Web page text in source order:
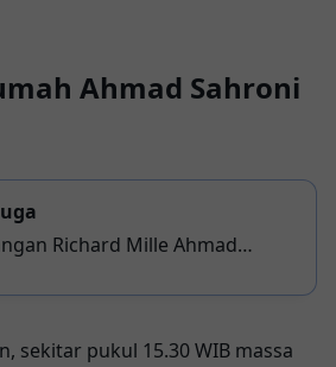
Ahmad Sahroni
Richard Mille Ahmad
sekitar pukul 15.30 WIB massa